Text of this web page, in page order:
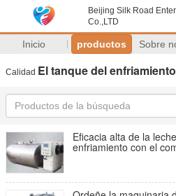
Beijing Silk Road
Co.,LTD
Inicio productos Sobre
Calidad El tanque del
Eficacia alta de la
enfriamiento con el